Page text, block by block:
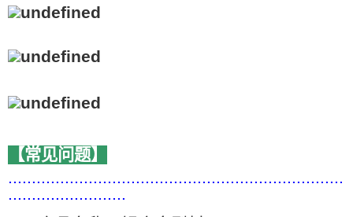
【常见问题】
.......................................................................
.........................